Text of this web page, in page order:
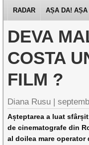
RADAR AȘA DA! AȘA
DEVA
COSTA
FILM ?
Diana Rusu |
Așteptarea a luat
de cinematografe din
al doilea mare operator